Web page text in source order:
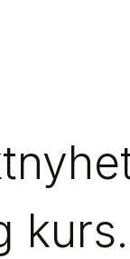
kurs.